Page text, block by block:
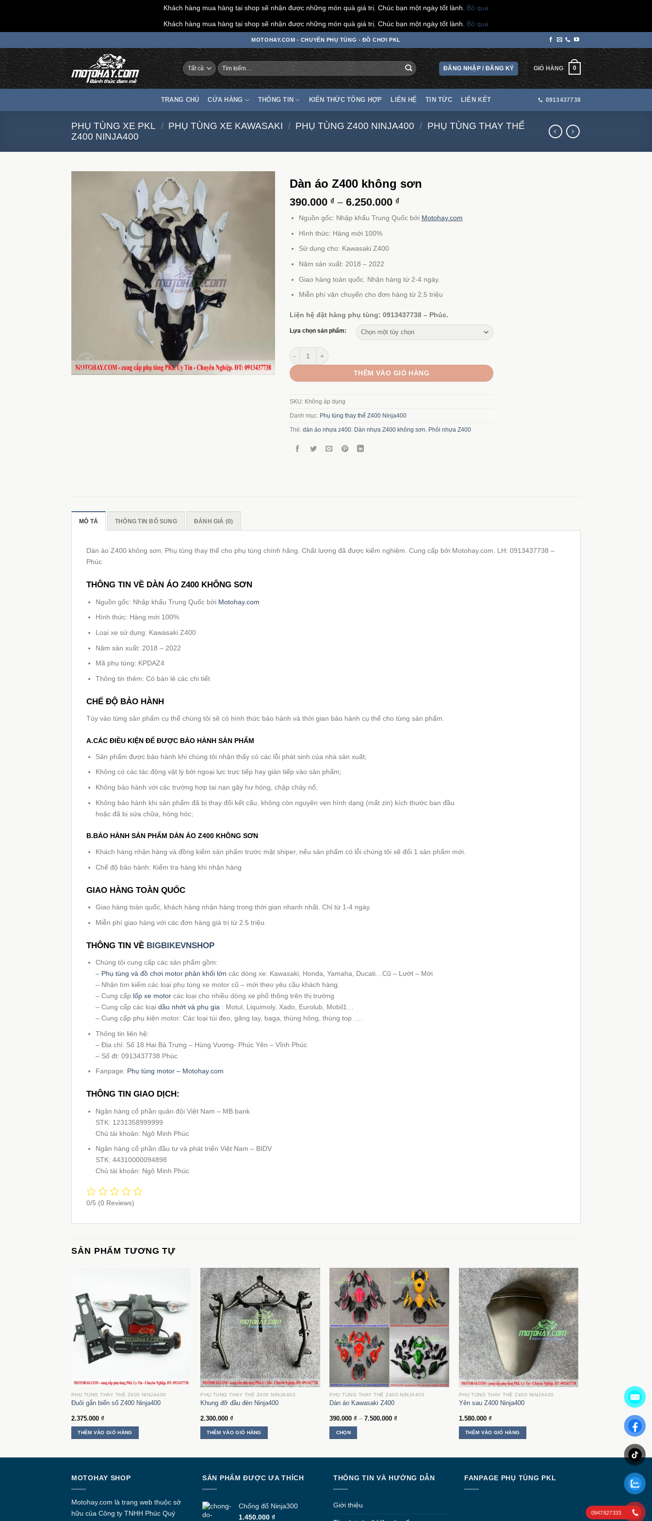
Khách hàng mua hàng tại shop sẽ nhận được những món quà giá trị. Chúc bạn một ngày tốt lành. Bỏ qua
Khách hàng mua hàng tại shop sẽ nhận được những món quà giá trị. Chúc bạn một ngày tốt lành. Bỏ qua
đến
nội
dung
MOTOHAY.COM - CHUYÊN PHỤ TÙNG - ĐỒ CHƠI PKL
Tìm
kiếm:
ĐĂNG NHẬP / ĐĂNG KÝ GIỎ HÀNG 0
TRANG CHỦ CỬA HÀNG THÔNG TIN KIẾN THỨC TỔNG HỢP LIÊN HỆ TIN TỨC LIÊN KẾT 0913437738
PHỤ TÙNG XE PKL / PHỤ TÙNG XE KAWASAKI / PHỤ TÙNG Z400 NINJA400 / PHỤ TÙNG THAY THẾ
Z400 NINJA400
Dàn áo Z400 không sơn
390.000 ₫ – 6.250.000 ₫Khoảng
giá:
từ
Nguồn gốc: Nhập khẩu Trung Quốc bởi Motohay.com
Hình thức: Hàng mới 100%
Sử dụng cho: Kawasaki Z400
Năm sản xuất: 2018 – 2022
Giao hàng toàn quốc. Nhận hàng từ 2-4 ngày.
Miễn phí vận chuyển cho đơn hàng từ 2,5 triệu
Liện hệ đặt hàng phụ tùng: 0913437738 – Phúc.
Lựa chọn sản phẩm:
Dàn áo Z400 không sơn số lượng
THÊM VÀO GIỎ HÀNG
SKU: Không áp dụng
Danh mục: Phụ tùng thay thế Z400 Ninja400
Thẻ: dàn áo nhựa z400 Dàn nhựa Z400 không sơn Phôi nhựa Z400
MÔ TẢ THÔNG TIN BỔ SUNG ĐÁNH GIÁ (0)
Dàn áo Z400 không sơn. Phụ tùng thay thế cho phụ tùng chính hãng. Chất lượng đã được kiểm nghiệm. Cung cấp bởi Motohay.com. LH: 0913437738 –
Phúc
THÔNG TIN VỀ DÀN ÁO Z400 KHÔNG SƠN
Nguồn gốc: Nhập khẩu Trung Quốc bởi Motohay.com
Hình thức: Hàng mới 100%
Loại xe sử dụng: Kawasaki Z400
Năm sản xuất: 2018 – 2022
Mã phụ tùng: KPDAZ4
Thông tin thêm: Có bán lẻ các chi tiết
CHẾ ĐỘ BẢO HÀNH
Tùy vào từng sản phẩm cụ thể chúng tôi sẽ có hình thức bảo hành và thời gian bảo hành cụ thể cho từng sản phẩm.
A.CÁC ĐIỀU KIỆN ĐỂ ĐƯỢC BẢO HÀNH SẢN PHẨM
Sản phẩm được bảo hành khi chúng tôi nhận thấy có các lỗi phát sinh của nhà sản xuất;
Không có các tác động vật lý bởi ngoại lực trực tiếp hay gián tiếp vào sản phẩm;
Không bảo hành với các trường hợp tai nạn gây hư hỏng, chập cháy nổ;
Không bảo hành khi sản phẩm đã bị thay đổi kết cấu, không còn nguyên vẹn hình dạng (mất zin) kích thước ban đầu
hoặc đã bị sửa chữa, hỏng hóc;
B.BẢO HÀNH SẢN PHẨM DÀN ÁO Z400 KHÔNG SƠN
Khách hàng nhận hàng và đồng kiểm sản phẩm trước mặt shiper, nếu sản phẩm có lỗi chúng tôi sẽ đổi 1 sản phẩm mới.
Chế độ bảo hành: Kiểm tra hàng khi nhận hàng
GIAO HÀNG TOÀN QUỐC
Giao hàng toàn quốc, khách hàng nhận hàng trong thời gian nhanh nhất. Chỉ từ 1-4 ngày.
Miễn phí giao hàng với các đơn hàng giá trị từ 2.5 triệu.
THÔNG TIN VỀ BIGBIKEVNSHOP
Chúng tôi cung cấp các sản phẩm gồm:
– Phụ tùng và đồ chơi motor phân khối lớn các dòng xe: Kawasaki, Honda, Yamaha, Ducati…Cũ – Lướt – Mới
– Nhận tìm kiếm các loại phụ tùng xe motor cũ – mới theo yêu cầu khách hàng.
– Cung cấp lốp xe motorcác loại cho nhiều dòng xe phổ thông trên thị trường
– Cung cấp các loại dầu nhớt và phụ gia : Motul, Liquimoly, Xado, Eurolub, Mobil1…
– Cung cấp phụ kiện motor: Các loại túi đeo, găng tay, baga, thùng hông, thùng top ….
Thông tin liên hệ:
– Địa chỉ: Số 18 Hai Bà Trưng – Hùng Vương- Phúc Yên – Vĩnh Phúc
– Số đt: 0913437738 Phúc
Fanpage: Phụ tùng motor – Motohay.com
THÔNG TIN GIAO DỊCH:
Ngân hàng cổ phần quân đội Việt Nam – MB bank
STK: 1231358999999
Chủ tài khoản: Ngô Minh Phúc
Ngân hàng cổ phần đầu tư và phát triển Việt Nam – BIDV
STK: 44310000094898
Chủ tài khoản: Ngô Minh Phúc
0/5 (0 Reviews)
SẢN PHẨM TƯƠNG TỰ
PHỤ TÙNG THAY THẾ Z400 NINJA400
Đuôi gắn biển số Z400 Ninja400
2.375.000 ₫
THÊM VÀO GIỎ HÀNG
PHỤ TÙNG THAY THẾ Z400 NINJA400
Khung đỡ đầu đèn Ninja400
2.300.000₫
THÊM VÀO GIỎ HÀNG
PHỤ TÙNG THAY THẾ Z400 NINJA400
Dàn áo Kawasaki Z400
390.000₫ – 7.500.000₫
CHỌN
nhiều
biến
thể.
PHỤ TÙNG THAY THẾ Z400 NINJA400
Yên sau Z400 Ninja400
1.580.000 ₫
THÊM VÀO GIỎ HÀNG
MOTOHAY SHOP
Motohay.com là trang web thuộc sở
hữu của Công ty TNHH Phúc Quý
SẢN PHẨM ĐƯỢC ƯA THÍCH
Chống đổ Ninja300
1.450.000 ₫
THÔNG TIN VÀ HƯỚNG DẪN
Giới thiệu
FANPAGE PHỤ TÙNG PKL
0947827333